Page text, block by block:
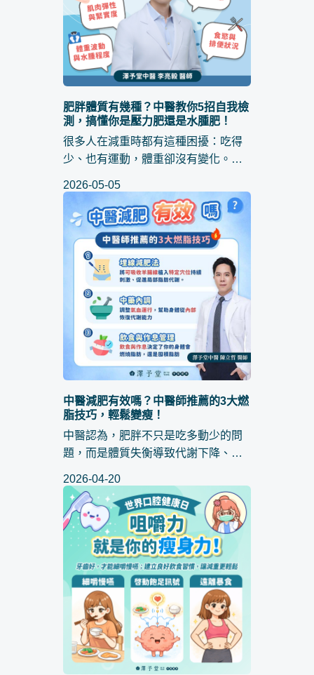
肥胖體質有幾種？中醫教你5招自我檢
測，搞懂你是壓力肥還是水腫肥！
很多人在減重時都有這種困擾：吃得
少、也有運動，體重卻沒有變化。其
現在的肥胖原因，不只是吃太多。 壓
力肥特徵 會出現像是長期壓力、作息
不正常、久坐少動等問...
2026-05-05
中醫減肥有效嗎？中醫師推薦的3大燃
脂技巧，輕鬆變瘦！
中醫認為，肥胖不只是吃多動少的問
題，而是體質失衡導致代謝下降、脂
虛的人基礎代謝低，肝氣鬱結則容易
因壓力進食。如果體內運行不順暢，
身體自然會不斷囤積脂肪，就算再怎...
2026-04-20